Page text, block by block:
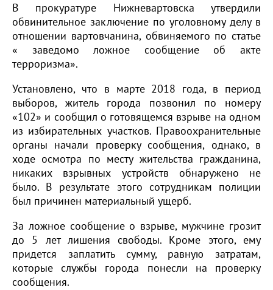
В прокуратуре Нижневартовска утвердили
обвинительное заключение по уголовному делу в
отношении вартовчанина, обвиняемого по статье
« заведомо ложное сообщение об акте
терроризма».
Установлено, что в марте 2018 года, в период
выборов, житель города позвонил по номеру
«102» и сообщил о готовящемся взрыве на одном
из избирательных участков. Правоохранительные
органы начали проверку сообщения, однако, в
ходе осмотра по месту жительства гражданина,
никаких взрывных устройств обнаружено не
было. В результате этого сотрудникам полиции
был причинен материальный ущерб.
За ложное сообщение о взрыве, мужчине грозит
до 5 лет лишения свободы. Кроме этого, ему
придется заплатить сумму, равную затратам,
которые службы города понесли на проверку
сообщения.